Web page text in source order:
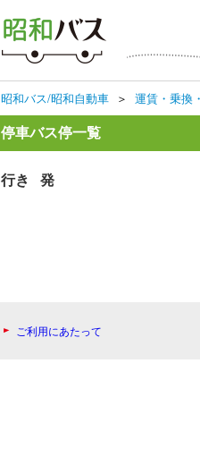
昭和バス/昭和自動車 ＞ 運賃・乗換
停車バス停一覧
行き 発
ご利用にあたって